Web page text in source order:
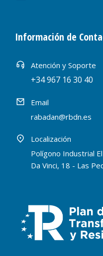
Información de
Atención y Soporte
+34 967 16 30 40
Email
rabadan@rbdn.es
Localización
Polígono Industrial
Da Vinci, 18 - Las